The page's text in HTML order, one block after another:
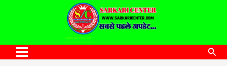
SARKARI CENTER
www.sarkaricenter.com
Main